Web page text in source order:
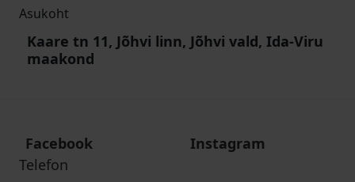
Asukoht
Kaare tn 11, Jõhvi linn, Jõhvi vald, Ida-Viru
maakond
Facebook
Instagram
Telefon